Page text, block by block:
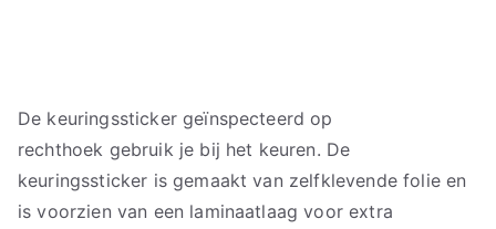
De keuringssticker geïnspecteerd op
rechthoek gebruik je bij het keuren. De
keuringssticker is gemaakt van zelfklevende folie en
is voorzien van een laminaatlaag voor extra